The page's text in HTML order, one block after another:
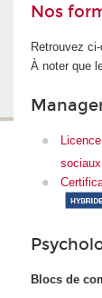
Nos
Retrouvez
À noter que
Blocs de